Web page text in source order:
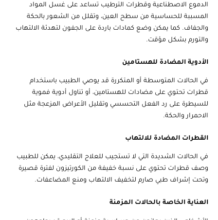
الدموع الاصطناعية وقطرات الترطيب تساعد على غسل المواد
المسببة للحساسية من سطح العين، وتقلل من الشعور بالحكة
والجفاف. كما يمكن وضع كمادات باردة على الجفون لتهدئة الالتهاب
والتورم بشكل مؤقت.
الأدوية المضادة للهستامين
في الحالات المتوسطة أو المتكررة قد يوصي الطبيب باستخدام
قطرات تحتوي على مضادات للهستامين، أو تناول أدوية فموية
للسيطرة على رد الفعل التحسسي وتقليل الأعراض المزعجة مثل
الاحمرار والحكة.
القطرات المضادة للالتهاب
في الحالات الشديدة التي لا تستجيب للعلاج التقليدي، يمكن للطبيب
وصف قطرات تحتوي على نسبة خفيفة من الكورتيزون لفترة قصيرة
وتحت إشراف طبي صارم لتخفيف الالتهاب ومنع المضاعفات.
العناية الخاصة بالحالات المزمنة